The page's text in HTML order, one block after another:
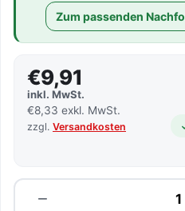
Zum passenden
€9,91
inkl. MwSt.
€8,33 exkl. MwSt.
zzgl. Versandkosten
−
Menge